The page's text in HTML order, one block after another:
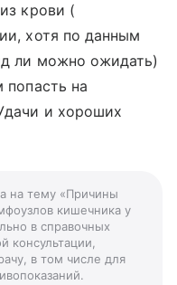
крови (
хотя по данным
ли можно ожидать)
попасть на
и хороших
на тему «Причины
кишечника у
в справочных
консультации,
в том числе для